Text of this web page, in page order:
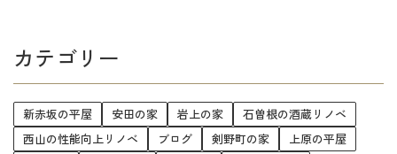
カテゴリー
新赤坂の平屋 安田の家 岩上の家
石曽根の酒蔵リノベ
西山の性能向上リノベ
ブログ 剣野町の家
上原の平屋